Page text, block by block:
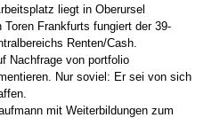
liegt in Oberursel
Frankfurts fungiert der 39-
Renten/Cash.
Nachfrage von portfolio
Nur soviel: Er sei von sich
mit Weiterbildungen zum